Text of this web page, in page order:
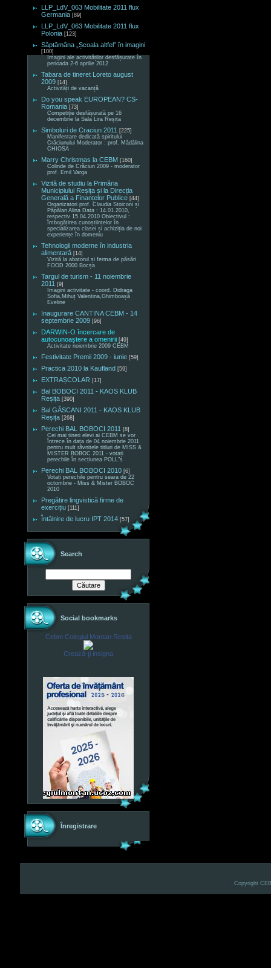
LLP_LdV_063 Mobilitate 2011 flux
Germania [89]
LLP_LdV_063 Mobilitate 2011 flux
Polonia [123]
Săptămâna „Școala altfel” în imagini
[100]
Imagini ale activităților desfășurate în
perioada 2-6 aprilie 2012
Tabara de tineret Loreto august
2009 [14]
Activități de vacanță
Do you speak EUROPEAN? CS-
Romania [73]
Competiție desfășurată pe 16
decembrie la Sala Lira Reșița
Simboluri de Craciun 2011 [225]
Manifestare dedicată spiritului
Crăciunului Moderator : prof. Mădălina
CHIOSA
Marry Christmas la CEBM [160]
Colinde de Crăciun 2009 - moderator
prof. Emil Varga
Vizită de studiu la Primăria
Municipiului Reșița și la Direcția
Generală a Finanțelor Publice [44]
Organizatori prof. Claudia Stoiconi și
Păpălan Alina Data : 14.01.2010,
respectiv 15.04.2010 Obiectivul :
îmbogățirea cunoștiințelor în
specializarea clasei și achiziția de noi
experiențe în domeniu
Tehnologii moderne în industria
alimentară [14]
Vizită la abatorul și ferma de păsări
FOOD 2000 Bocșa
Targul de turism - 11 noiembrie
2011 [9]
Imagini activitate - coord. Didraga
Sofia,Mihuț Valentina,Ghimboașă
Eveline
Inaugurare CANTINA CEBM - 14
septembrie 2009 [96]
DARWIN-O încercare de
autocunoaștere a omenirii [49]
Activitate noiembrie 2009 CEBM
Festivitate Premii 2009 - iunie [59]
Practica 2010 la Kaufland [59]
EXTRAȘCOLAR [17]
Bal BOBOCI 2011 - KAOS KLUB
Reșița [390]
Bal GÂSCANI 2011 - KAOS KLUB
Reșița [268]
Perechi BAL BOBOCI 2011 [8]
Cei mai tineri elevi ai CEBM se vor
întrece în data de 04 noiembrie 2011
pentru mult râvnitele titluri de MISS &
MISTER BOBOC 2011 - votați
perechile în secțiunea POLL"s
Perechi BAL BOBOCI 2010 [6]
Votați perechile pentru seara de 22
octombrie - Miss & Mister BOBOC
2010
Pregătire lingvistică firme de
exercițiu [111]
Întâlnire de lucru IPT 2014 [57]
Search
Social bookmarks
Cebm Colegiul Montan Resita
Crează-ţi insigna
Înregistrare
Copyright